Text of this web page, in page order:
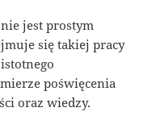
jest prostym
się takiej pracy
poświęcenia
oraz wiedzy.